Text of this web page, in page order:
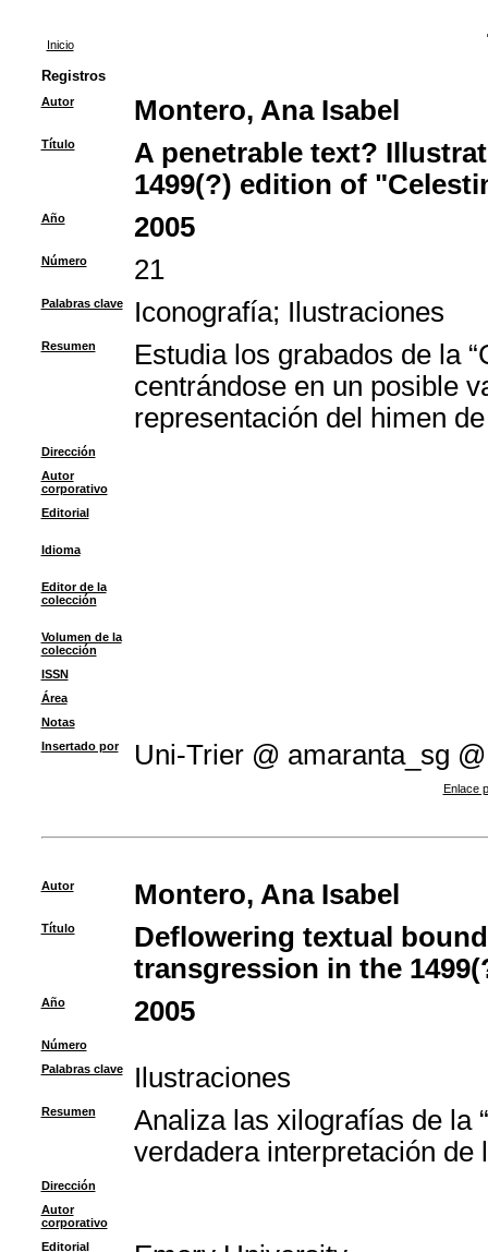
Inicio
Registros
Autor Montero, Ana Isabel
Título
A penetrable text?
1499(?) edition of
Año 2005
Número 21
Palabras clave Iconografía; Ilustraciones
Resumen
Estudia los grabados de la
centrándose en un posible
representación del himen
Dirección
Autor
corporativo
Editorial
Idioma
Editor de la
colección
Volumen de la
colección
ISSN
Área
Notas
Insertado por
Uni-Trier @ amaranta_sg @
Enlace
Autor Montero, Ana Isabel
Título
Deflowering textual
transgression in the
Año 2005
Número
Palabras clave
Ilustraciones
Resumen
Analiza las xilografías de la
verdadera interpretación de
Dirección
Autor
corporativo
Editorial